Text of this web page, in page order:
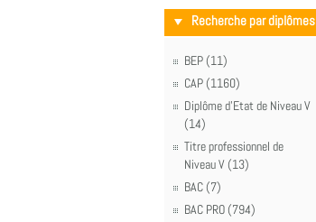
Recherche par diplômes
BEP (11)
CAP (1160)
Diplôme d'Etat de Niveau V
(14)
Titre professionnel de
Niveau V (13)
BAC (7)
BAC PRO (794)